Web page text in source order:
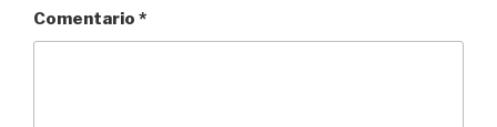
Comentario *